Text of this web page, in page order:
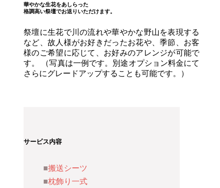
華やかな生花をあしらった
格調高い祭壇でお送りいただけます。
祭壇に生花で川の流れや華やかな野山を表現する
など、故人様がお好きだったお花や、季節、お客
様のご希望に応じて、お好みのアレンジが可能で
す。 （写真は一例です。別途オプション料金にて
さらにグレードアップすることも可能です。）
サービス内容
搬送シーツ
枕飾り一式